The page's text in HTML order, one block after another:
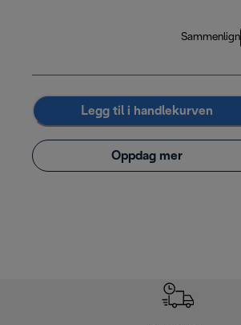
Sammenlign
Legg til i handlekurven
Oppdag mer